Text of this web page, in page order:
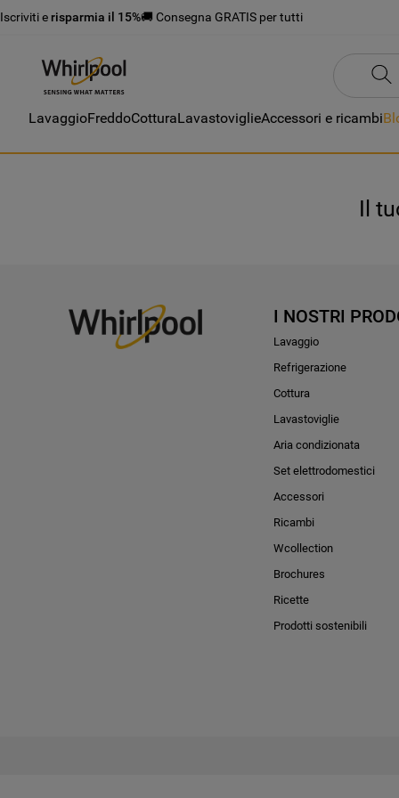
Iscriviti e risparmia il 15%🚚 Consegna GRATIS per tutti
LavaggioFreddoCotturaLavastoviglieAccessori e ricambi
Il
I NOSTRI
Lavaggio
Refrigerazione
Cottura
Lavastoviglie
Aria condizionata
Set elettrodomestici
Accessori
Ricambi
Wcollection
Brochures
Ricette
Prodotti sostenibili